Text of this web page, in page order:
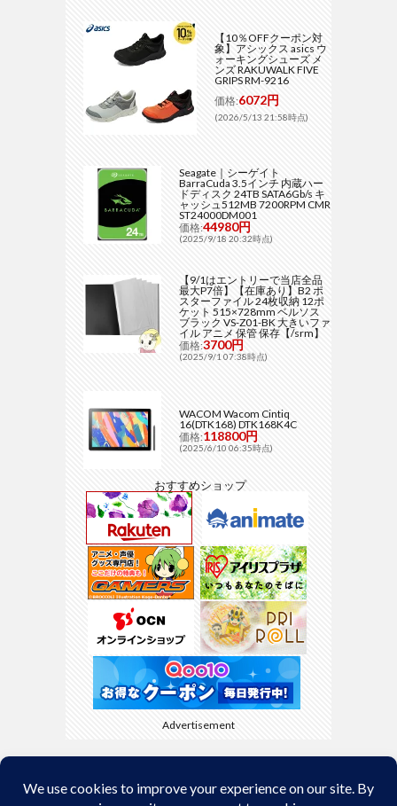
【10％OFFクーポン対
象】アシックス asics ウ
ォーキングシューズ メ
ンズ RAKUWALK FIVE
GRIPS RM-9216
価格:6072円
(2026/5/13 21:58時点)
Seagate｜シーゲイト
BarraCuda 3.5インチ 内蔵ハー
ドディスク 24TB SATA6Gb/s キ
ャッシュ512MB 7200RPM CMR
ST24000DM001
価格:44980円
(2025/9/18 20:32時点)
【9/1はエントリーで当店全品
最大P7倍】【在庫あり】B2 ポ
スターファイル 24枚収納 12ポ
ケット 515×728mm ベルソス
ブラック VS-Z01-BK 大きいファ
イル アニメ 保管 保存【/srm】
価格:3700円
(2025/9/1 07:38時点)
WACOM Wacom Cintiq
16(DTK168) DTK168K4C
価格:118800円
(2025/6/10 06:35時点)
おすすめショップ
Advertisement